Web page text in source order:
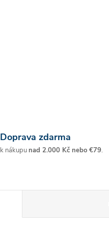
Doprava zdarma
k nákupunad 2.000 Kč nebo €79.